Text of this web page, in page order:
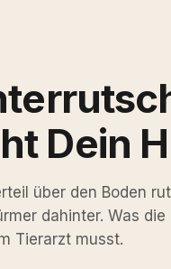
Dein
über den Boden
dahinter. Was die
Tierarzt musst.